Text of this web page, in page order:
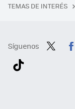
TEMAS DE INTERÉS
Síguenos